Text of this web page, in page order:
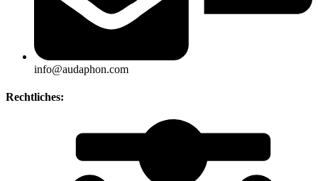
info@audaphon.com
Rechtliches: